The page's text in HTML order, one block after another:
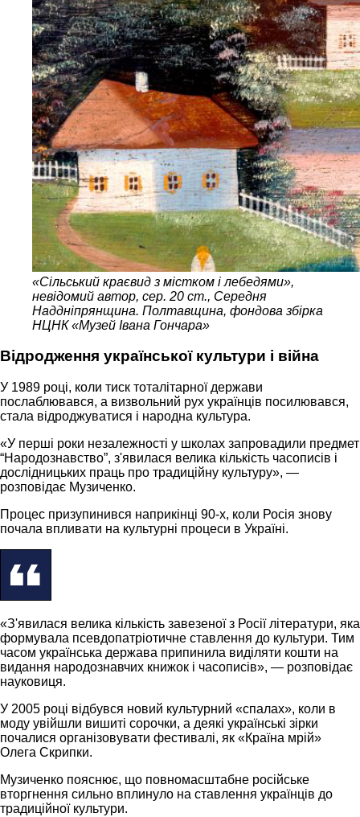
«Сільський краєвид з містком і лебедями»,
невідомий автор, сер. 20 ст., Середня
Наддніпрянщина. Полтавщина, фондова збірка
НЦНК «Музей Івана Гончара»
Відродження української культури і війна
У 1989 році, коли тиск тоталітарної держави
послаблювався, а визвольний рух українців посилювався,
стала відроджуватися і народна культура.
«У перші роки незалежності у школах запровадили предмет
“Народознавство”, з'явилася велика кількість часописів і
дослідницьких праць про традиційну культуру», —
розповідає Музиченко.
Процес призупинився наприкінці 90-х, коли Росія знову
почала впливати на культурні процеси в Україні.
«З'явилася велика кількість завезеної з Росії літератури, яка
формувала псевдопатріотичне ставлення до культури. Тим
часом українська держава припинила виділяти кошти на
видання народознавчих книжок і часописів», — розповідає
науковиця.
У 2005 році відбувся новий культурний «спалах», коли в
моду увійшли вишиті сорочки, а деякі українські зірки
почалися організовувати фестивалі, як «Країна мрій»
Олега Скрипки.
Музиченко пояснює, що повномасштабне російське
вторгнення сильно вплинуло на ставлення українців до
традиційної культури.